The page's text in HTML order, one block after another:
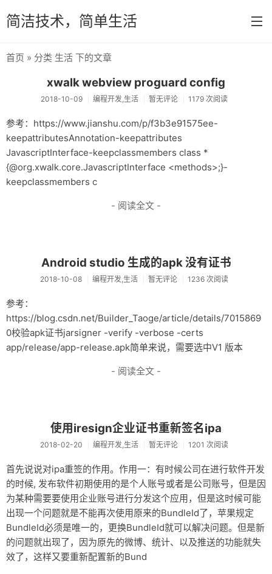
简洁技术，简单生活
分类
系统维护
网络资源
编程开发
Delphi 和常用组件
首页 » 分类 生活 下的文章
xwalk webview proguard config
2018-10-09 编程开发,生活 暂无评论 1179 次阅读
参考：https://www.jianshu.com/p/f3b3e91575ee-
keepattributesAnnotation-keepattributes
JavascriptInterface-keepclassmembers class *
{@org.xwalk.core.JavascriptInterface <methods>;}-
keepclassmembers c
- 阅读全文 -
Android studio 生成的apk 没有证书
2018-10-08 编程开发,生活 暂无评论 1236 次阅读
参考：
https://blog.csdn.net/Builder_Taoge/article/details/7015869
0校验apk证书jarsigner -verify -verbose -certs
app/release/app-release.apk简单来说，需要选中V1 版本
- 阅读全文 -
使用iresign企业证书重新签名ipa
2018-02-20 编程开发,生活 暂无评论 1201 次阅读
首先说说对ipa重签的作用。作用一：有时候公司在进行软件开发
的时候, 发布软件初期使用的是个人账号或者是公司账号，但是因
为某种需要要使用企业账号进行分发这个应用，但是这时候可能
出现一个问题就是不能再次使用原来的BundleId了，苹果规定
BundleId必须是唯一的，更换BundleId就可以解决问题。但是新
的问题就出现了，因为原先的微博、统计、以及推送的功能就失
效了，这样又要重新配置新的Bund